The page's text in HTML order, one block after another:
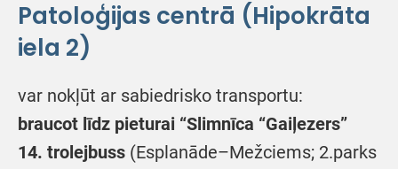
Patoloģijas centrā (Hipokrāta
iela 2)
var nokļūt ar sabiedrisko transportu:
braucot līdz pieturai “Slimnīca “Gaiļezers”
14. trolejbuss (Esplanāde–Mežciems; 2.parks